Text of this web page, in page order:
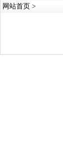
网站首页 >